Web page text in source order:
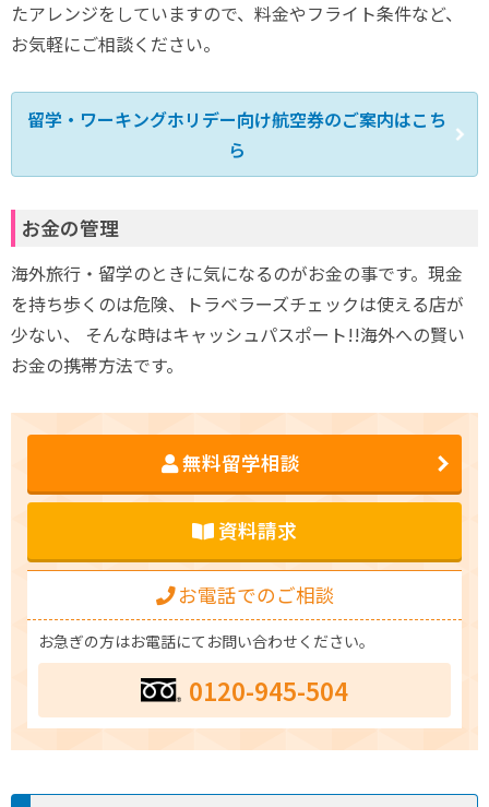
たアレンジをしていますので、料金やフライト条件など、
お気軽にご相談ください。
留学・ワーキングホリデー向け航空券のご案内はこち
ら
お金の管理
海外旅行・留学のときに気になるのがお金の事です。現金
を持ち歩くのは危険、トラベラーズチェックは使える店が
少ない、 そんな時はキャッシュパスポート!!海外への賢い
お金の携帯方法です。
無料留学相談
資料請求
お電話でのご相談
お急ぎの方はお電話にてお問い合わせください。
0120-945-504